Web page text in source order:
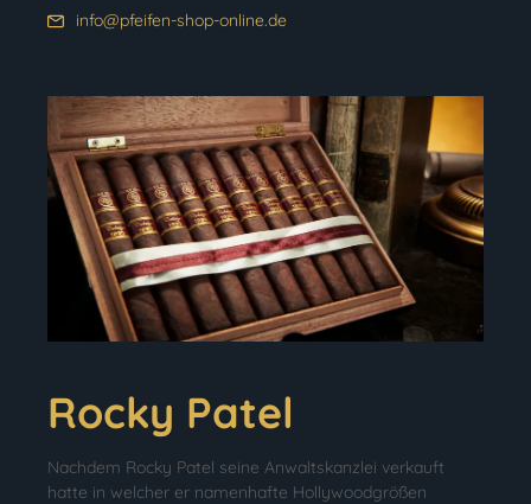
info@pfeifen-shop-online.de
Rocky Patel
Nachdem Rocky Patel seine Anwaltskanzlei verkauft
hatte in welcher er namenhafte Hollywoodgrößen